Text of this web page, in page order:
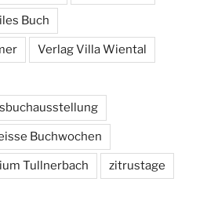
Buch
Verlag Villa Wiental
Buchwochen
Tullnerbach zitrustage